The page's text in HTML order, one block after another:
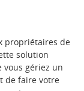
propriétaires de
solution
vous gériez un
de faire votre